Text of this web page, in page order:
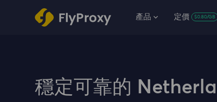
產品 定價 $0.80/GB
穩定可靠的